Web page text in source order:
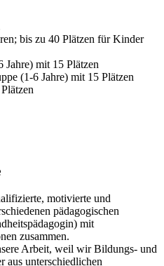
bis zu 40 Plätzen für Kinder
Jahre) mit 15 Plätzen
(1-6 Jahre) mit 15 Plätzen
motivierte und
pädagogischen
mit
zusammen.
Arbeit, weil wir Bildungs- und
aus unterschiedlichen